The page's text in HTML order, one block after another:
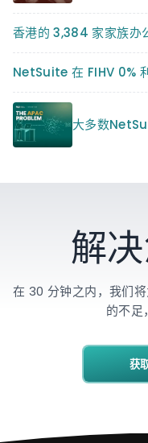
香港的 3,384 家家族办
NetSuite 在 FIHV 0%
大多数
解
在 30 分钟之内，我们
的不足
获